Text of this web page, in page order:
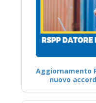
Aggiornamento
nuovo